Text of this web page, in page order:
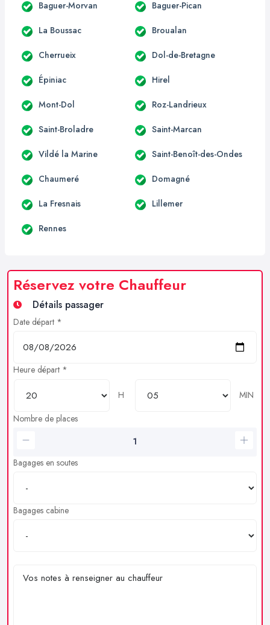
Baguer-Morvan Baguer-Pican
La Boussac Broualan
Cherrueix Dol-de-Bretagne
Épiniac Hirel
Mont-Dol Roz-Landrieux
Saint-Broladre Saint-Marcan
Vildé la Marine Saint-Benoît-des-Ondes
Chaumeré Domagné
La Fresnais Lillemer
Rennes
Réservez votre Chauffeur
Détails passager
Date départ *
Heure départ *
H
MIN
Nombre de places
Bagages en soutes
Bagages cabine